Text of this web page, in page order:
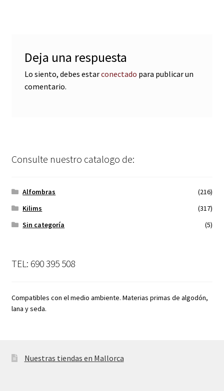
Deja una respuesta
Lo siento, debes estarconectado para publicar un
comentario.
Consulte nuestro catalogo de:
Alfombras
(216)
Kilims
(317)
Sin categoría
(5)
TEL: 690 395 508
Compatibles con el medio ambiente. Materias primas de algodón,
lana y seda.
Nuestras tiendas en Mallorca